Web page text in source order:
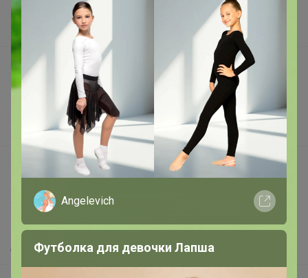
Наша команда
В наличии
Подарочные сертификаты
Реклама на сайте
Поставщикам
Вакансии
support@24-ok.ru
Защита покупателя
Помощь
О нас
Angelevich
Футболка для девочки Лапша